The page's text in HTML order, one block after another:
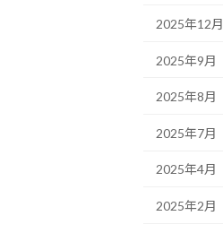
2025年12月
2025年9月
2025年8月
2025年7月
2025年4月
2025年2月